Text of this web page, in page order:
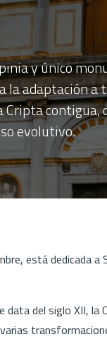
y único
la adaptación
contigua,
evolutivo.
está dedicada a
del siglo XII, la